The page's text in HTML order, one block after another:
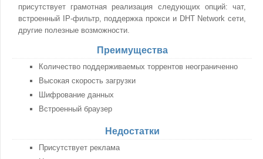
присутствует грамотная реализация следующих опций: чат,
встроенный IP-фильтр, поддержка прокси и DHT Network сети,
другие полезные возможности.
Преимущества
Количество поддерживаемых торрентов неограниченно
Высокая скорость загрузки
Шифрование данных
Встроенный браузер
Недостатки
Присутствует реклама